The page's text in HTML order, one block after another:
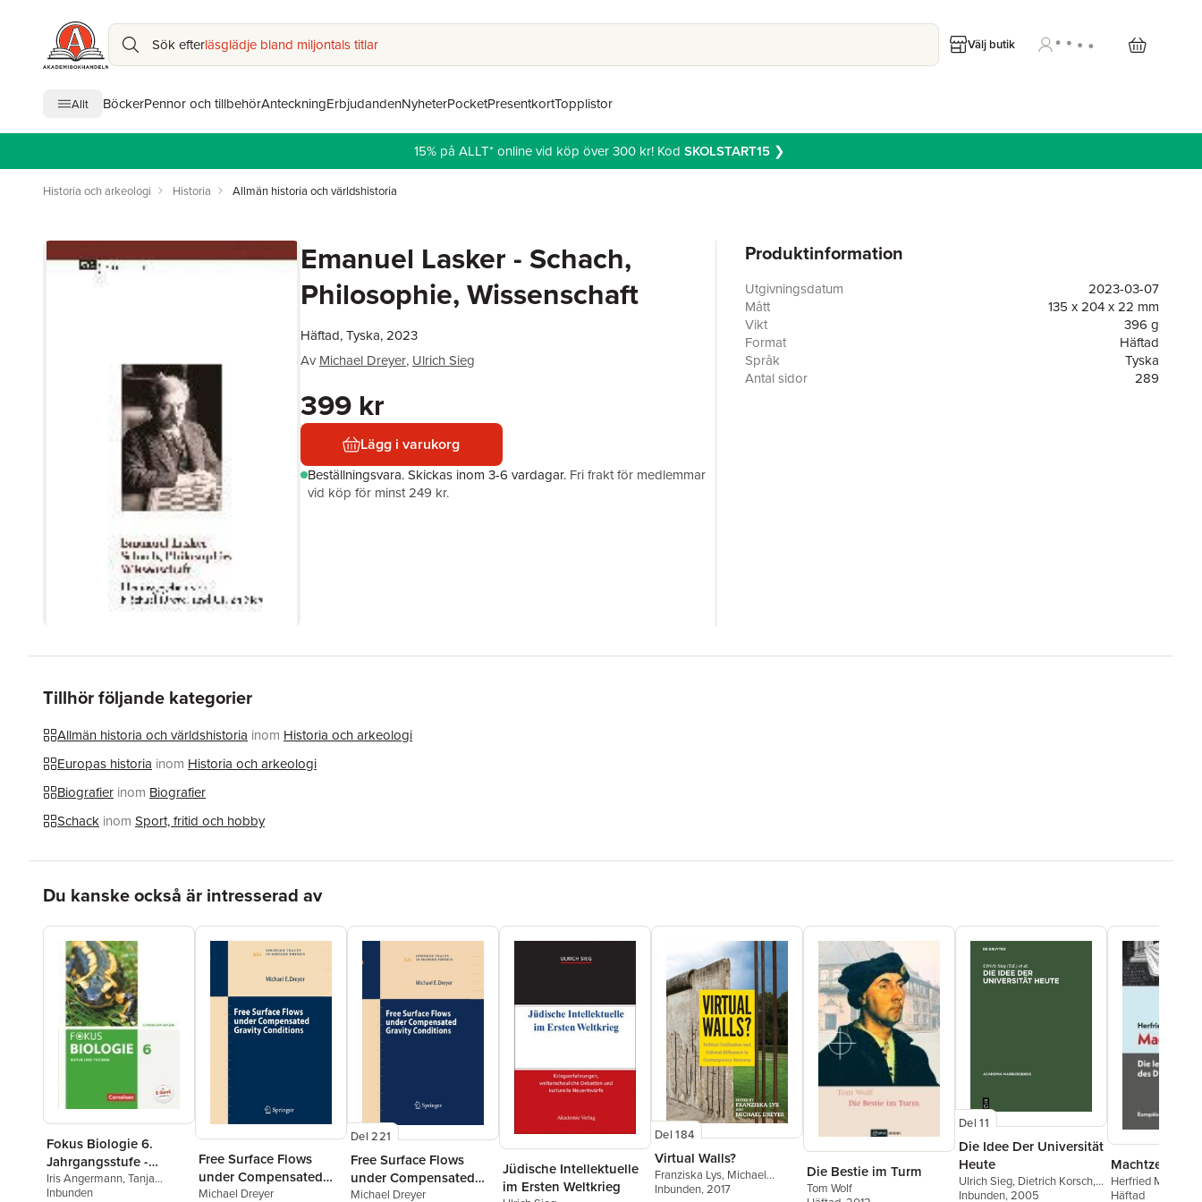
Sök efterläsglädje bland miljontals titlar Välj butik
Allt BöckerPennor och tillbehörAnteckningErbjudandenNyheterPocketPresentkortTopplistor
15% på ALLT* online vid köp över 300 kr! Kod SKOLSTART15❯
Historia och arkeologi Historia Allmän historia och världshistoria
Emanuel Lasker - Schach,
Philosophie, Wissenschaft
Häftad, Tyska, 2023
Av Michael Dreyer, Ulrich Sieg
399 kr
Lägg i varukorg
Beställningsvara.Skickas inom 3-6 vardagar. Fri frakt för medlemmar
vid köp för minst 249 kr.
Produktinformation
Utgivningsdatum
2023-03-07
Mått
135 x 204 x 22 mm
Vikt
396 g
Format
Häftad
Språk
Tyska
Antal sidor
289
Tillhör följande kategorier
Allmän historia och världshistoria inom Historia och arkeologi
Europas historia inom Historia och arkeologi
Biografier inom Biografier
Schack inom Sport, fritid och hobby
Du kanske också är intresserad av
Fokus Biologie 6.
Jahrgangsstufe -
Gymnasium Bayern -
Natur und Technik:
Iris Angermann, Tanja
Berthold,
Inbunden
Free Surface Flows
under Compensated
Gravity Conditions
Michael Dreyer
Del 221
Free Surface Flows
under Compensated
Gravity Conditions
Michael Dreyer
Jüdische Intellektuelle
im Ersten Weltkrieg
Del 184
Virtual Walls?
Franziska Lys, Michael
Dreyer
Inbunden, 2017
Die Bestie im Turm
Tom Wolf
Del 11
Die Idee Der Universität
Heute
Ulrich Sieg, Dietrich Korsch,
Theo Schiller,Gerhard
Inbunden, 2005
Machtzerfall
Herfried Münkler
Häftad